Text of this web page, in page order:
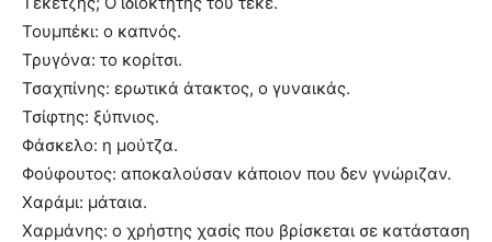
Τουμπέκι: ο καπνός.
Τρυγόνα: το κορίτσι.
Τσαχπίνης: ερωτικά άτακτος, ο γυναικάς.
Τσίφτης: ξύπνιος.
Φάσκελο: η μούτζα.
Φούφουτος: αποκαλούσαν κάποιον που δεν γνώριζαν.
Χαράμι: μάταια.
Χαρμάνης: ο χρήστης χασίς που βρίσκεται σε κατάσταση